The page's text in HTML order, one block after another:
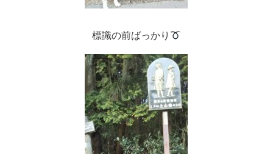
標識の前ばっかり